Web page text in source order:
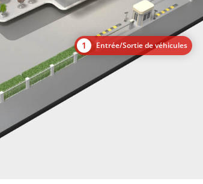
1 Entrée/Sortie de véhicules